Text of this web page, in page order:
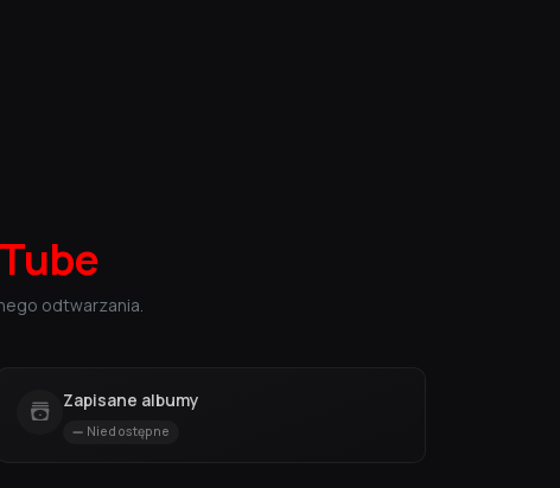
odtwarzania.
Zapisane albumy
Niedostępne